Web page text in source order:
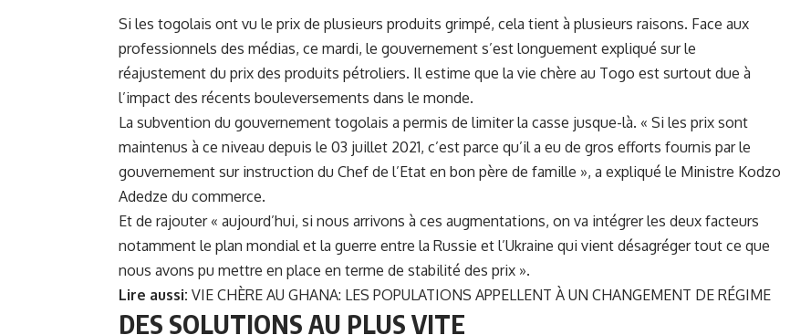
Si les togolais ont vu le prix de plusieurs produits grimpé, cela tient à plusieurs raisons. Face aux
professionnels des médias, ce mardi, le gouvernement s’est longuement expliqué sur le
réajustement du prix des produits pétroliers. Il estime que la vie chère au Togo est surtout due à
l’impact des récents bouleversements dans le monde.
La subvention du gouvernement togolais a permis de limiter la casse jusque-là. « Si les prix sont
maintenus à ce niveau depuis le 03 juillet 2021, c’est parce qu’il a eu de gros efforts fournis par le
gouvernement sur instruction du Chef de l’Etat en bon père de famille », a expliqué le Ministre Kodzo
Adedze du commerce.
Et de rajouter « aujourd’hui, si nous arrivons à ces augmentations, on va intégrer les deux facteurs
notamment le plan mondial et la guerre entre la Russie et l’Ukraine qui vient désagréger tout ce que
nous avons pu mettre en place en terme de stabilité des prix ».
Lire aussi: VIE CHÈRE AU GHANA: LES POPULATIONS APPELLENT À UN CHANGEMENT DE RÉGIME
DES SOLUTIONS AU PLUS VITE